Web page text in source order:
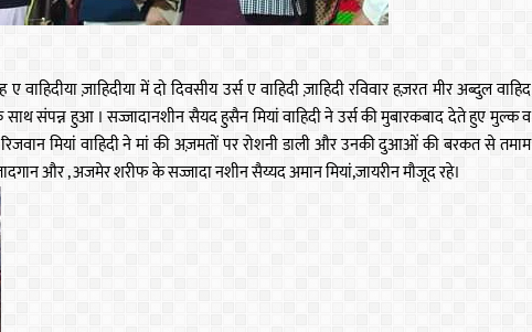
ज़ाहिदीया में दो दिवसीय उर्स ए वाहिदी ज़ाहिदी रविवार हज़रत मीर अब्दुल वाहिद
संपन्न हुआ । सज्जादानशीन सैयद हुसैन मियां वाहिदी ने उर्स की मुबारकबाद देते हुए मुल्क व
मियां वाहिदी ने मां की अज़मतों पर रोशनी डाली और उनकी दुआओं की बरकत से तमाम
और , अजमेर शरीफ के सज्जादा नशीन सैय्यद अमान मियां,जायरीन मौजूद रहे।